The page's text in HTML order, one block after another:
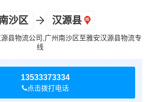
沙区 汉源县
县物流公司,广州南沙区至雅安汉源县物流专
线
13533373334
点击拨打电话